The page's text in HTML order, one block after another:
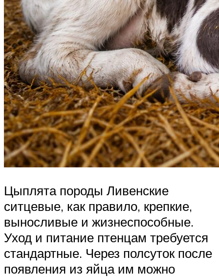
Цыплята породы Ливенские
ситцевые, как правило, крепкие,
выносливые и жизнеспособные.
Уход и питание птенцам требуется
стандартные. Через полсуток после
появления из яйца им можно